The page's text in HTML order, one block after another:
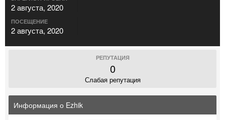
2 августа, 2020
ПОСЕЩЕНИЕ
2 августа, 2020
РЕПУТАЦИЯ
0
Слабая репутация
Информация о Ezhik